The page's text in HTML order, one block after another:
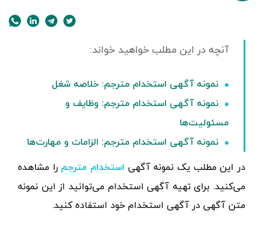
نمونه آگهی استخدام مترجم: خلاصه شغل
نمونه آگهی استخدام مترجم: وظایف و
مسئولیت‌ها
نمونه آگهی استخدام مترجم: الزامات و مهارت‌ها
در این مطلب یک نمونه آگهی استخدام مترجم را مشاهده
می‌کنید. برای تهیه آگهی استخدام می‌توانید از این نمونه
متن آگهی درآگهی استخدامخود استفاده کنید.